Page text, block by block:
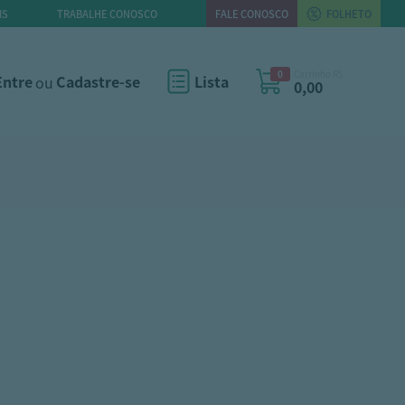
TRABALHE CONOSCO FALE CONOSCO FOLHETO
ou Cadastre-se Lista 0
0,00